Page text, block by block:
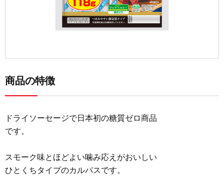
商品の特徴
ドライソーセージで日本初の糖質ゼロ商品
です。
スモーク味とほどよい噛み応えがおいしい
ひとくちタイプのカルパスです。